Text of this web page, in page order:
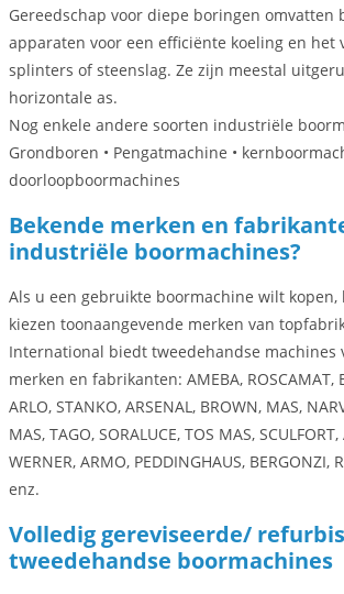
Gereedschap voor diepe boringen omvatten
apparaten voor een efficiënte koeling en het
splinters of steenslag. Ze zijn meestal
horizontale as.
Nog enkele andere soorten industriële
Grondboren • Pengatmachine •
doorloopboormachines
Bekende merken en
industriële boormachines?
Als u een gebruikte boormachine wilt kopen,
kiezen toonaangevende merken van
International biedt tweedehandse machines
merken en fabrikanten: AMEBA, ROSCAMAT,
ARLO, STANKO, ARSENAL, BROWN, MAS,
MAS, TAGO, SORALUCE, TOS MAS,
WERNER, ARMO, PEDDINGHAUS, BERGONZI,
enz.
Volledig gereviseerde/
tweedehandse boormachines